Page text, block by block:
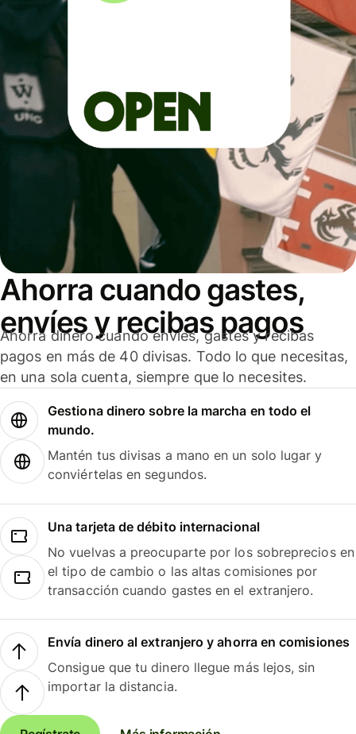
Ahorra cuando gastes,
envíes y recibas pagos
Ahorra dinero cuando envíes, gastes y recibas
pagos en más de 40 divisas. Todo lo que necesitas,
en una sola cuenta, siempre que lo necesites.
Gestiona dinero sobre la marcha en todo el
mundo.
Mantén tus divisas a mano en un solo lugar y
conviértelas en segundos.
Una tarjeta de débito internacional
No vuelvas a preocuparte por los sobreprecios en
el tipo de cambio o las altas comisiones por
transacción cuando gastes en el extranjero.
Envía dinero al extranjero y ahorra en comisiones
Consigue que tu dinero llegue más lejos, sin
importar la distancia.